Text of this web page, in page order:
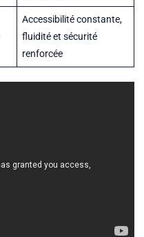
Accessibilité constante,
fluidité et sécurité
renforcée